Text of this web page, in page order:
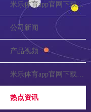
米乐体育app官网下载的介绍
公司新闻
产品视频
米乐体育app官网下载的公告
热点资讯